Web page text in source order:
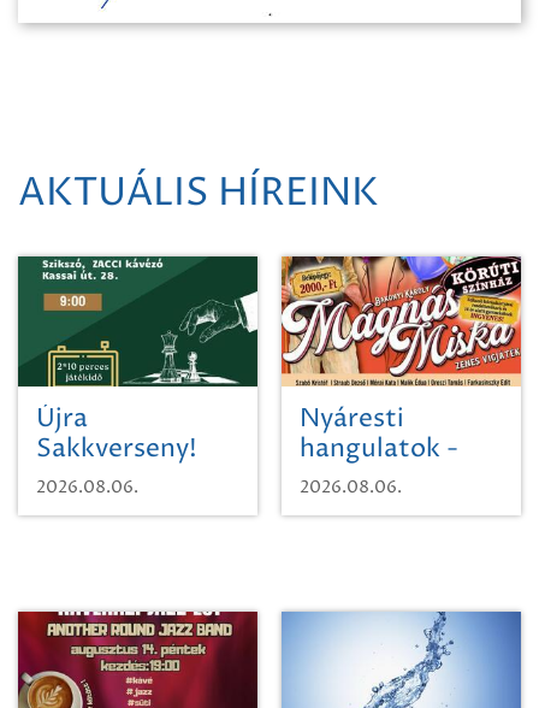
AKTUÁLIS HÍREINK
Újra
Sakkverseny!
2026.08.06.
Nyáresti
hangulatok -
Mágnás Miska
2026.08.06.